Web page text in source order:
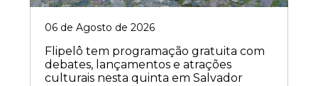
06 de Agosto de 2026
Flipelô tem programação gratuita com
debates, lançamentos e atrações
culturais nesta quinta em Salvador